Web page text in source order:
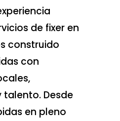
de fixer en
construido
con
talento. Desde
en pleno